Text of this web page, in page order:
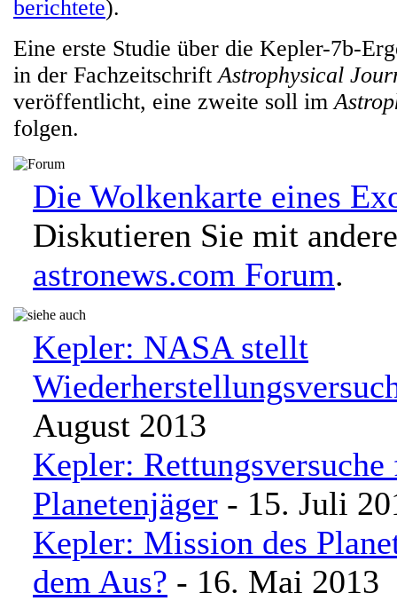
berichtete).
Eine erste Studie über die Kepler-7b-
in der FachzeitschriftAstrophysical
veröffentlicht, eine zweite soll im
folgen.
Die Wolkenkarte eines
Diskutieren Sie mit
astronews.com Forum.
Kepler: NASA stellt
August 2013
Kepler: Rettungsversuche
Planetenjäger - 15. Juli
Kepler: Mission des
dem Aus? - 16. Mai 2013